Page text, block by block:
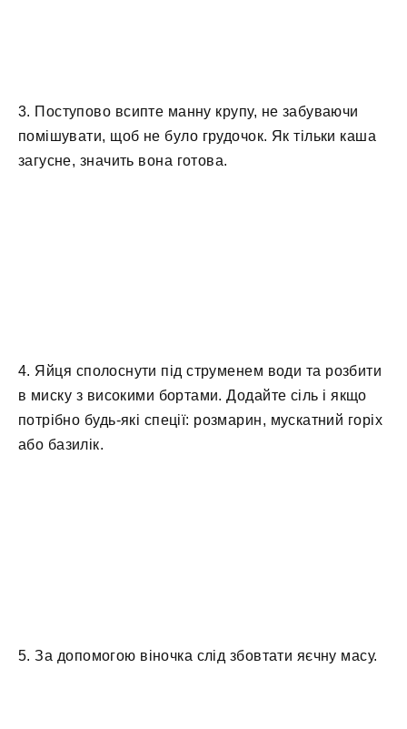
3. Поступово всипте манну крупу, не забуваючи
помішувати, щоб не було грудочок. Як тільки каша
загусне, значить вона готова.
4. Яйця сполоснути під струменем води та розбити
в миску з високими бортами. Додайте сіль і якщо
потрібно будь-які спеції: розмарин, мускатний горіх
або базилік.
5. За допомогою віночка слід збовтати яєчну масу.